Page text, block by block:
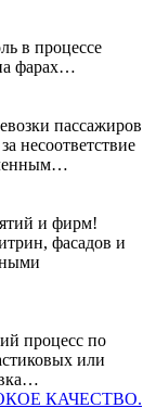
в процессе
фарах…
пассажиров
несоответствие
и фирм!
фасадов и
процесс по
или